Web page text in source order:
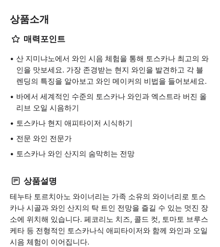
상품소개
매력포인트
산 지미냐노에서 와인 시음 체험을 통해 토스카나 최고의 와
인을 맛보세요. 가장 존경받는 현지 와인을 발견하고 각 블
렌딩의 특징을 알아보고 와인 메이커의 비법을 들어보세요.
바에서 세계적인 수준의 토스카나 와인과 엑스트라 버진 올
리브 오일 시음하기
토스카나 현지 애피타이저 시식하기
전문 와인 전문가
토스카나 와인 산지의 숨막히는 전망
상품설명
테누타 토르치아노 와이너리는 가족 소유의 와이너리로 토스
카나 시골과 와인 산지의 탁 트인 전망을 즐길 수 있는 멋진 장
소에 위치해 있습니다. 페코리노 치즈, 콜드 컷, 토마토 브루스
케타 등 전형적인 토스카나식 애피타이저와 함께 와인과 오일
시음 체험이 이어집니다.